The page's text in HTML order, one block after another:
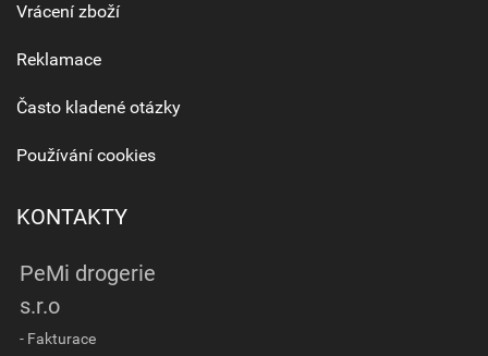
Vrácení zboží
Reklamace
Často kladené otázky
Používání cookies
KONTAKTY
PeMi drogerie
s.r.o
- Fakturace